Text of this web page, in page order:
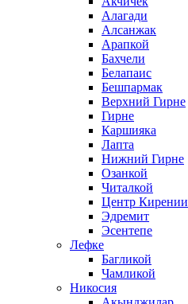
Алагади
Алсанжак
Арапкой
Бахчели
Белапаис
Бешпармак
Верхний Гирне
Гирне
Каршияка
Лапта
Нижний Гирне
Озанкой
Читалкой
Центр Кирении
Эдремит
Эсентепе
Лефке
Багликой
Чамликой
Никосия